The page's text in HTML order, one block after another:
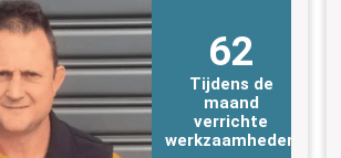
62
Tijdens de
maand
verrichte
werkzaamheden